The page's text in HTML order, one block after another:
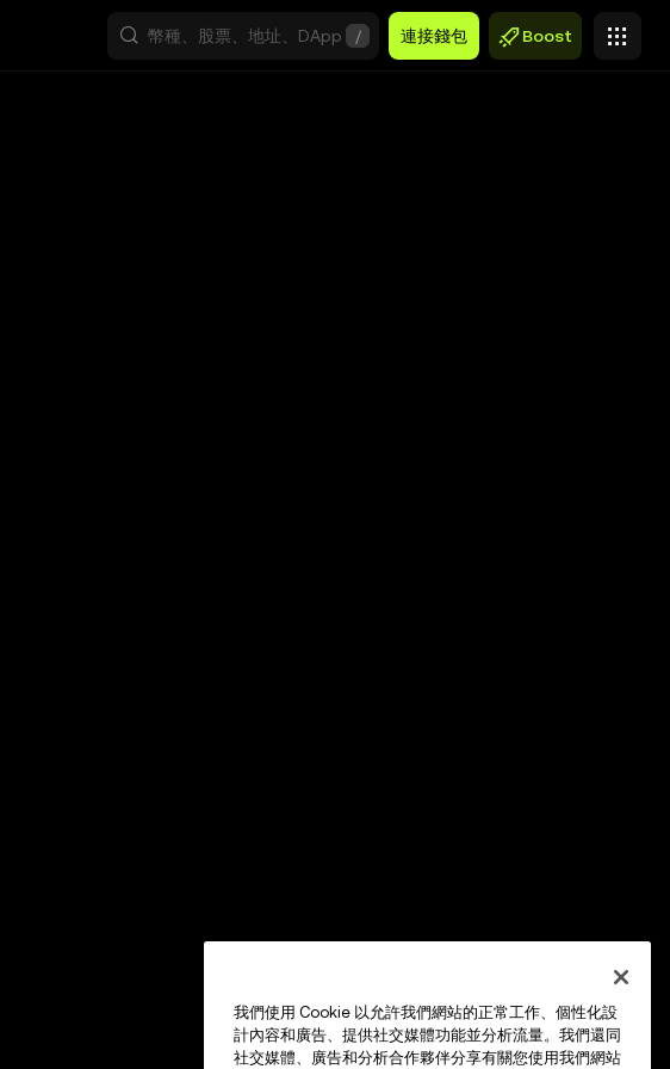
/ 連接錢包 Boost
我們使用 Cookie 以允許我們網站的正常工作、個性化設
計內容和廣告、提供社交媒體功能並分析流量。我們還同
社交媒體、廣告和分析合作夥伴分享有關您使用我們網站